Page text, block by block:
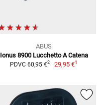
ABUS
Ionus 8900 Lucchetto A Catena
PDVC 60,95 €2 29,95 €1